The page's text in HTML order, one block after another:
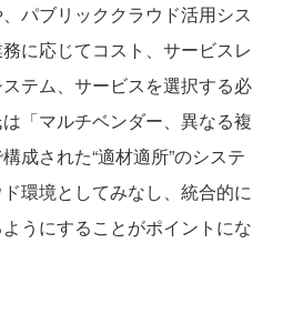
パブリッククラウド活用シス
に応じてコスト、サービスレ
テム、サービスを選択する必
「マルチベンダー、異なる複
成された“適材適所”のシステ
環境としてみなし、統合的に
うにすることがポイントにな